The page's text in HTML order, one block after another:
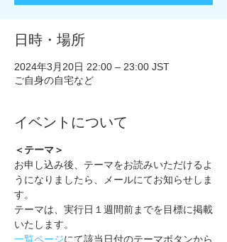
日時・場所
2024年3月20日 22:00 – 23:00 JST
ご自身の自宅など
イベントについて
＜テーマ＞
お申し込み後、テーマをお読みいただけるよ
うになりましたら、メールにてお知らせしま
す。
テーマは、実行日１週間前までを目標に掲載
いたします。
一覧ページにて該当日付のテーマボタンから